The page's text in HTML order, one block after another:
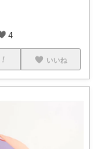
4
いいね